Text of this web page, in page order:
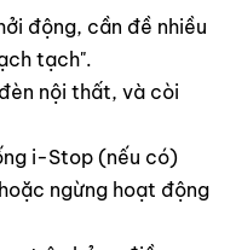
động, cần đề nhiều
tạch".
nội thất, và còi
i-Stop (nếu có)
ngừng hoạt động